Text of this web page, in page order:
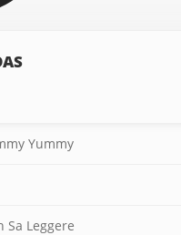
Yummy
Sa Leggere